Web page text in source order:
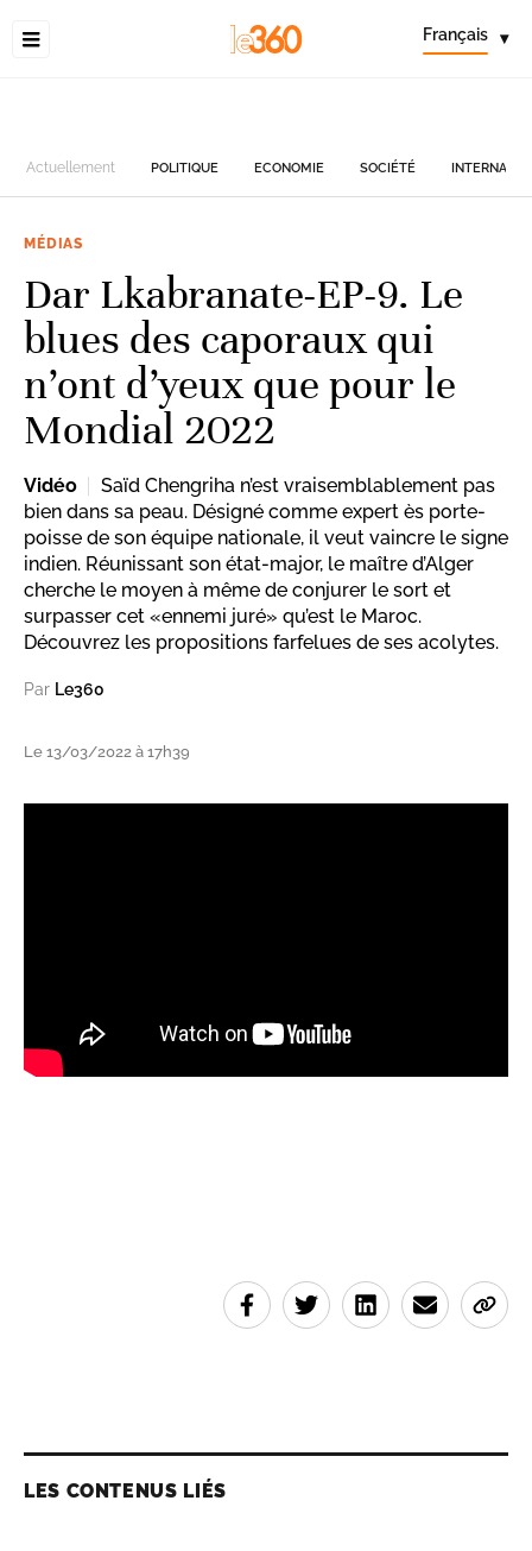
Français ▾
Actuellement POLITIQUE ECONOMIE SOCIÉTÉ
MÉDIAS
Dar Lkabranate-EP-9. Le
blues des caporaux qui
n’ont d’yeux que pour le
Mondial 2022
Vidéo
Saïd Chengriha n’est vraisemblablement pas
bien dans sa peau. Désigné comme expert ès porte-
poisse de son équipe nationale, il veut vaincre le signe
indien. Réunissant son état-major, le maître d’Alger
cherche le moyen à même de conjurer le sort et
surpasser cet «ennemi juré» qu’est le Maroc.
Découvrez les propositions farfelues de ses acolytes.
Par Le360
Le 13/03/2022 à 17h39
LES CONTENUS LIÉS